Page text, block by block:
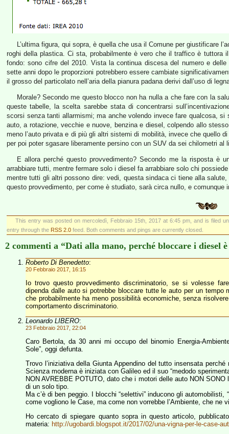
L’ultima figura, qui sopra, è quella che usa il Comune per giustificare
roghi della plastica. Ci sta, probabilmente è vero che il traffico è tuttora
fondo: sono cifre del 2010. Vista la continua discesa del numero e
sette anni dopo le proporzioni potrebbero essere cambiate
il grosso del particolato nell’aria della pianura padana derivi dall’uso di
Morale? Secondo me questo blocco non ha nulla a che fare con la
queste tabelle, la scelta sarebbe stata di concentrarsi
scorsi senza tanti allarmismi; ma anche volendo invece fare qualcosa,
auto, a rotazione, vecchie e nuove, benzina e diesel, colpendo allo
meno l’auto privata e di più gli altri sistemi di mobilità, invece che quello
per poi poter sgasare liberamente persino con un SUV da sei chilometri al
E allora perché questo provvedimento? Secondo me la risposta è
arrabbiare tutti, mentre fermare solo i diesel fa arrabbiare solo chi
mentre tutti gli altri possono dire: vedi, questa sindaca ci tiene alla
questo provvedimento, per come è studiato, sarà circa nullo, e
This entry was posted on mercoledì, Febbraio 15th, 2017 at 6:45 pm, and is filed
entry through the RSS 2.0 feed. Both comments and pings are currently closed.
2 commenti a “Dati alla mano, perché bloccare i diesel
Roberto Di Benedetto:
20 Febbraio 2017, 16:15
Io trovo questo provvedimento discriminatorio, se si volesse
dipenda dalle auto si potrebbe bloccare tutte le auto per un
che probabilmente ha meno possibilità economiche, senza
comportamento discriminatorio.
Leonardo LIBERO:
23 Febbraio 2017, 22:04
Caro Bertola, da 30 anni mi occupo del binomio Energia-
Sole”, oggi defunta.
Trovo l’iniziativa della Giunta Appendino del tutto insensata
Scienza moderna è iniziata con Galileo ed il suo “medodo
NON AVREBBE POTUTO, dato che i motori delle auto NON
di un solo tipo.
Ma c’è di ben peggio. I blocchi “selettivi” inducono gli
come vogliono le Case, ma come non vorrebbe l’Ambiente, che ne
Ho cercato di spiegare quanto sopra in questo articolo,
materia: http://ugobardi.blogspot.it/2017/02/una-vigna-per-le-case-